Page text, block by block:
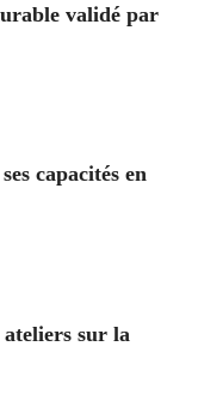
validé par
capacités en
ateliers sur la